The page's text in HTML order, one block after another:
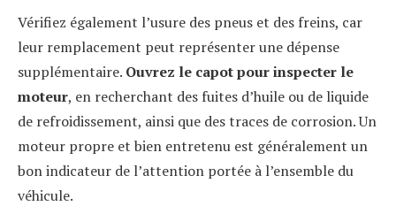
Vérifiez également l’usure des pneus et des freins, car
leur remplacement peut représenter une dépense
supplémentaire. Ouvrez le capotpour inspecter le
moteur, en recherchant des fuites d’huile ou de liquide
de refroidissement, ainsi que des traces de corrosion. Un
moteur propre et bien entretenu est généralement un
bon indicateur de l’attention portée à l’ensemble du
véhicule.